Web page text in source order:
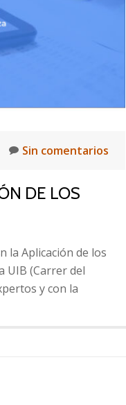
al
Sin comentarios
DE LOS
la Aplicación de los
UIB (Carrer del
y con la